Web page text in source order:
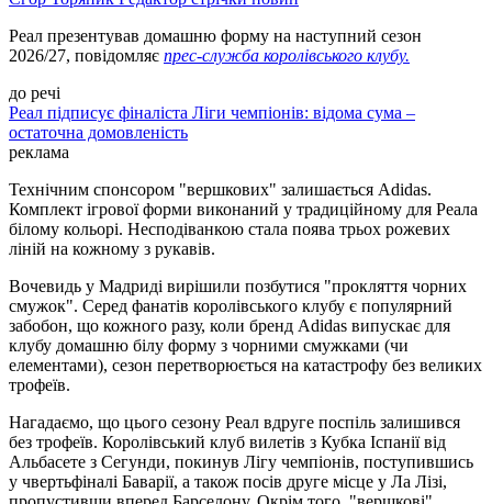
Реал презентував домашню форму на наступний сезон
2026/27, повідомляє прес-служба королівського клубу.
до речі
Реал підписує фіналіста Ліги чемпіонів: відома сума –
остаточна домовленість
реклама
Технічним спонсором "вершкових" залишається Adidas.
Комплект ігрової форми виконаний у традиційному для Реала
білому кольорі. Несподіванкою стала поява трьох рожевих
ліній на кожному з рукавів.
Вочевидь у Мадриді вирішили позбутися "прокляття чорних
смужок". Серед фанатів королівського клубу є популярний
забобон, що кожного разу, коли бренд Adidas випускає для
клубу домашню білу форму з чорними смужками (чи
елементами), сезон перетворюється на катастрофу без великих
трофеїв.
Нагадаємо, що цього сезону Реал вдруге поспіль залишився
без трофеїв. Королівський клуб вилетів з Кубка Іспанії від
Альбасете з Сегунди, покинув Лігу чемпіонів, поступившись
у чвертьфіналі Баварії, а також посів друге місце у Ла Лізі,